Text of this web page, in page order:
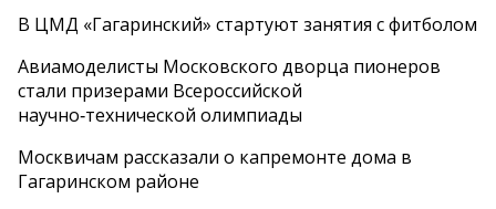
В ЦМД «Гагаринский» стартуют занятия с фитболом
Авиамоделисты Московского дворца пионеров
стали призерами Всероссийской
научно‑технической олимпиады
Москвичам рассказали о капремонте дома в
Гагаринском районе